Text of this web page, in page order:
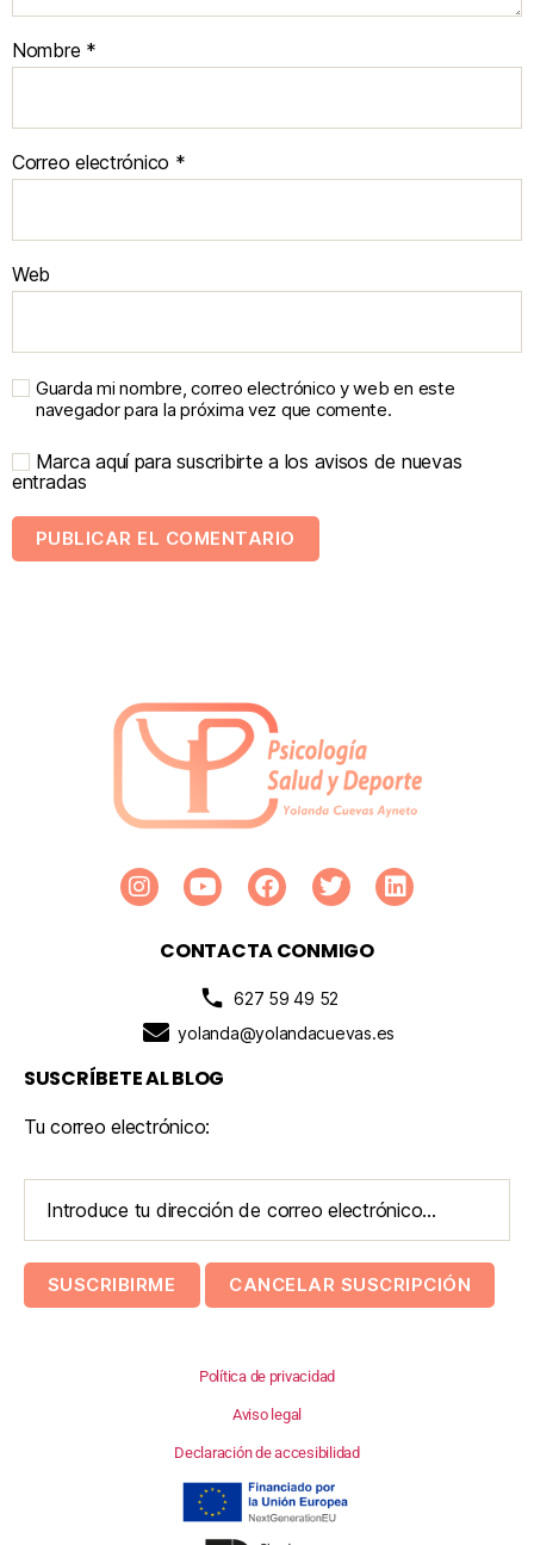
Nombre *
Correo electrónico *
Web
Guarda mi nombre, correo electrónico y web en este
navegador para la próxima vez que comente.
Marca aquí para suscribirte a los avisos de nuevas
entradas
CONTACTA CONMIGO
627 59 49 52
yolanda@yolandacuevas.es
SUSCRÍBETE AL BLOG
Tu correo electrónico:
Política de privacidad
Aviso legal
Declaración de accesibilidad